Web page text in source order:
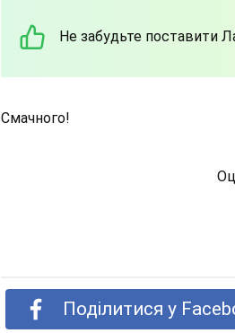
Не забудьте поставити
Смачного!
Поділитися у